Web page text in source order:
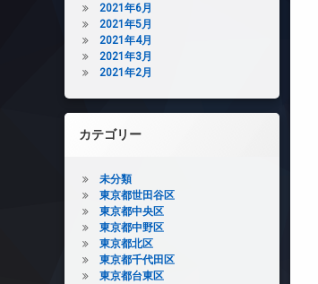
2021年6月
2021年5月
2021年4月
2021年3月
2021年2月
カテゴリー
未分類
東京都世田谷区
東京都中央区
東京都中野区
東京都北区
東京都千代田区
東京都台東区